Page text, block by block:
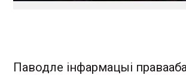
Паводле інфармацыі